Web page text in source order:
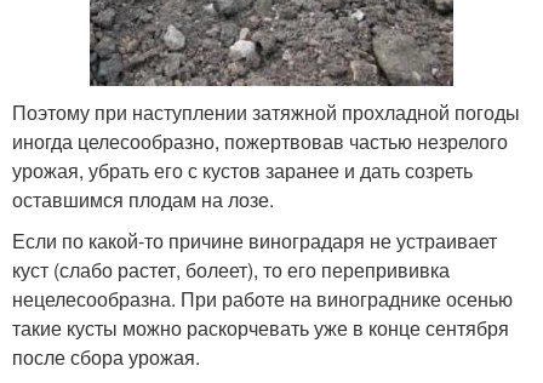
Поэтому при наступлении затяжной прохладной погоды
иногда целесообразно, пожертвовав частью незрелого
урожая, убрать его с кустов заранее и дать созреть
оставшимся плодам на лозе.
Если по какой-то причине виноградаря не устраивает
куст (слабо растет, болеет), то его перепрививка
нецелесообразна. При работе на винограднике осенью
такие кусты можно раскорчевать уже в конце сентября
после сбора урожая.